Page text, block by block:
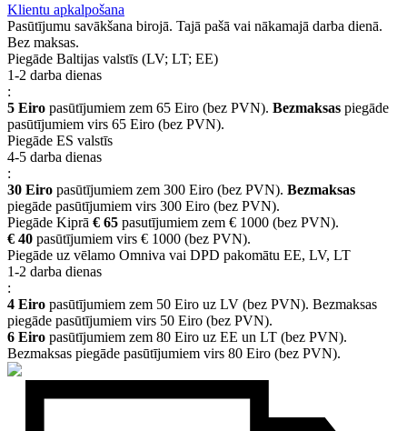
Klientu apkalpošana
Pasūtījumu savākšana birojā. Tajā pašā vai nākamajā darba dienā.
Bez maksas.
Piegāde Baltijas valstīs (LV; LT; EE)
1-2 darba dienas
:
5 Eiro pasūtījumiem zem 65 Eiro (bez PVN). Bezmaksas piegāde
pasūtījumiem virs 65 Eiro (bez PVN).
Piegāde ES valstīs
4-5 darba dienas
:
30 Eiro pasūtījumiem zem 300 Eiro (bez PVN). Bezmaksas
piegāde pasūtījumiem virs 300 Eiro (bez PVN).
Piegāde Kiprā € 65 pasutījumiem zem € 1000 (bez PVN).
€ 40 pasūtījumiem virs € 1000 (bez PVN).
Piegāde uz vēlamo Omniva vai DPD pakomātu EE, LV, LT
1-2 darba dienas
:
4 Eiro pasūtījumiem zem 50 Eiro uz LV (bez PVN). Bezmaksas
piegāde pasūtījumiem virs 50 Eiro (bez PVN).
6 Eiro pasūtījumiem zem 80 Eiro uz EE un LT (bez PVN).
Bezmaksas piegāde pasūtījumiem virs 80 Eiro (bez PVN).